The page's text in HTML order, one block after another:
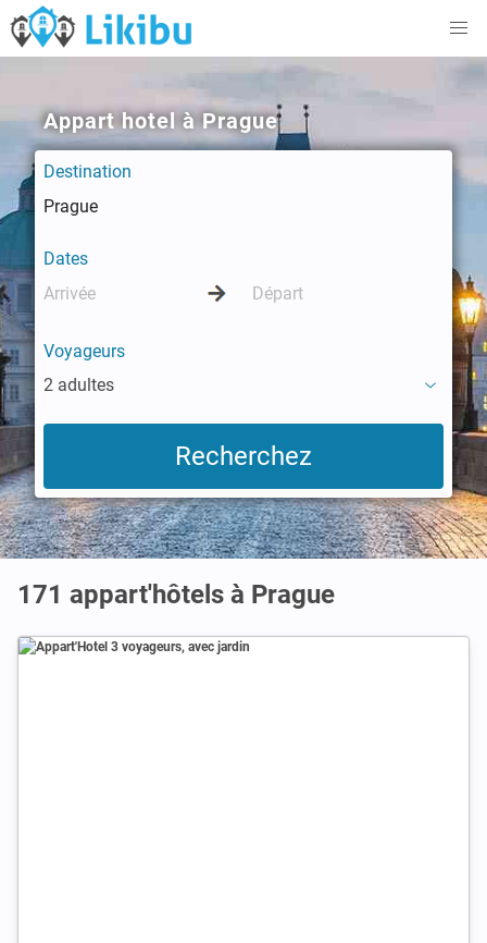
Appart hotel à Prague
Destination
Dates
Voyageurs
2 adultes
171 appart'hôtels à Prague